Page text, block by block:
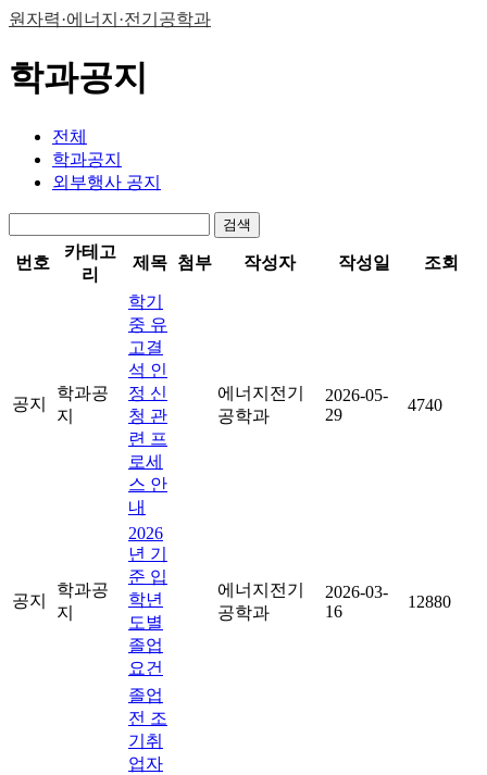
원자력·에너지·전기공학과
학과공지
전체
학과공지
외부행사 공지
검색
번호
카테고
리
제목 첨부 작성자 작성일 조회
공지
학과공
지
학기
중 유
고결
석 인
정 신
청 관
련 프
로세
스 안
내
에너지전기
공학과
2026-05-
29
4740
공지
학과공
지
2026
년 기
준 입
학년
도별
졸업
요건
에너지전기
공학과
2026-03-
16
12880
졸업
전 조
기취
업자